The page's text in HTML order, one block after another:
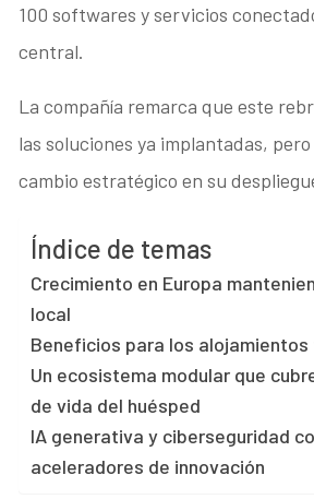
100 softwares y servicios
central.
La compañía remarca que este
las soluciones ya implantadas,
cambio estratégico en su
Índice de temas
Crecimiento en Europa
local
Beneficios para los
Un ecosistema modular que
de vida del huésped
IA generativa y ciberseguridad
aceleradores de innovación